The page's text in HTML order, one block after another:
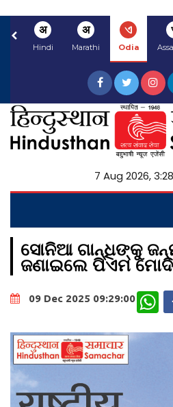
अ
Hindi
अ
Marathi
ଏ
Odia
7 Aug 2026,
ସୋନିଆ ଗାନ୍ଧିଙ୍କୁ
ଜଣାଇଲେ ପିଏମ ମୋଦି
09 Dec 2025 09:29:00